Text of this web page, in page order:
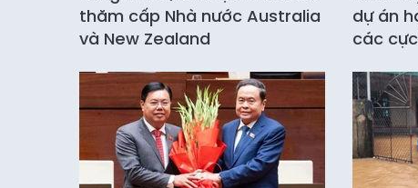
thăm cấp Nhà nước Australia
và New Zealand
dự án
các